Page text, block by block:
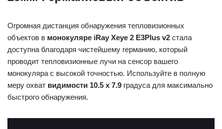
Огромная дистанция обнаружения тепловизионных
объектов в монокуляре iRay Xeye 2 E3Plus v2 стала
доступна благодаря чистейшему германию, который
проводит тепловизионные лучи на сенсор вашего
монокуляра с высокой точностью. Используйте в полную
меру охват видимости 10.5 x 7.9 градуса для максимально
быстрого обнаружения.